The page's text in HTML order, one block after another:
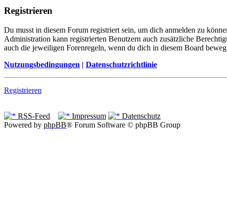
Registrieren
Du musst in diesem Forum registriert sein, um dich anmelden zu
Administration kann registrierten Benutzern auch zusätzliche
auch die jeweiligen Forenregeln, wenn du dich in diesem Board
Nutzungsbedingungen | Datenschutzrichtlinie
Registrieren
RSS-Feed Impressum
Datenschutz
Powered by phpBB® Forum Software © phpBB Group